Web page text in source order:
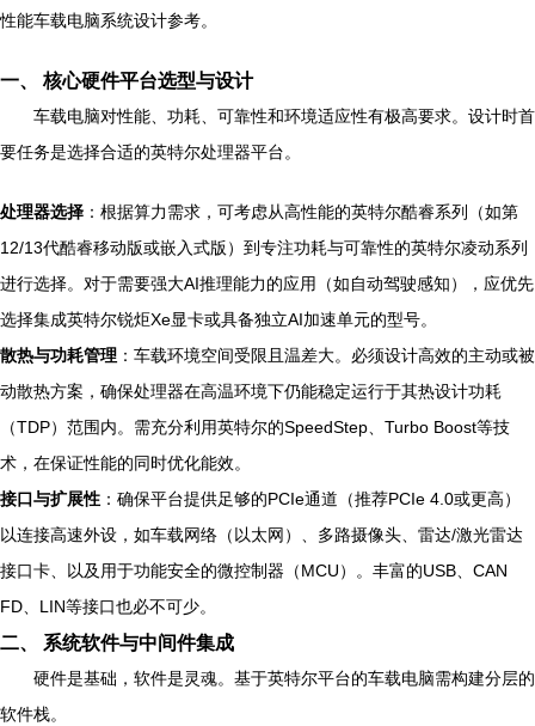
性能车载电脑系统设计参考。
一、 核心硬件平台选型与设计
车载电脑对性能、功耗、可靠性和环境适应性有极高要求。设计时首
要任务是选择合适的英特尔处理器平台。
处理器选择 ：根据算力需求，可考虑从高性能的英特尔酷睿系列（如第
12/13代酷睿移动版或嵌入式版）到专注功耗与可靠性的英特尔凌动系列
进行选择。对于需要强大AI推理能力的应用（如自动驾驶感知），应优先
选择集成英特尔锐炬Xe显卡或具备独立AI加速单元的型号。
散热与功耗管理 ：车载环境空间受限且温差大。必须设计高效的主动或被
动散热方案，确保处理器在高温环境下仍能稳定运行于其热设计功耗
（TDP）范围内。需充分利用英特尔的SpeedStep、Turbo Boost等技
术，在保证性能的同时优化能效。
接口与扩展性 ：确保平台提供足够的PCIe通道（推荐PCIe 4.0或更高）
以连接高速外设，如车载网络（以太网）、多路摄像头、雷达/激光雷达
接口卡、以及用于功能安全的微控制器（MCU）。丰富的USB、CAN
FD、LIN等接口也必不可少。
二、 系统软件与中间件集成
硬件是基础，软件是灵魂。基于英特尔平台的车载电脑需构建分层的
软件栈。